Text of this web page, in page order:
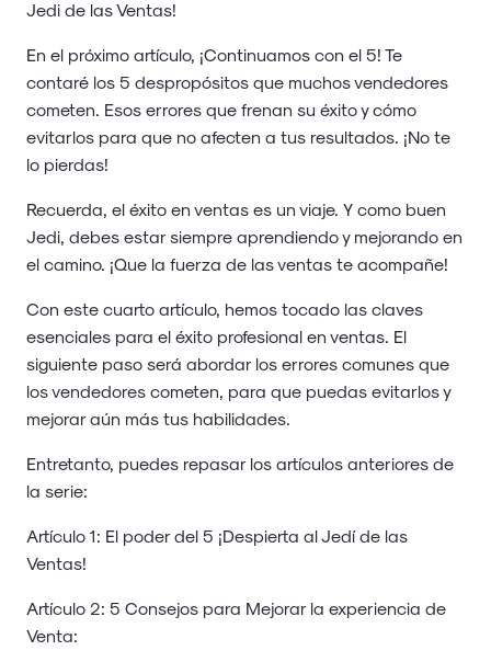
Jedi de las Ventas!
En el próximo artículo, ¡Continuamos con el 5! Te
contaré los 5 despropósitos que muchos vendedores
cometen. Esos errores que frenan su éxito y cómo
evitarlos para que no afecten a tus resultados. ¡No te
lo pierdas!
Recuerda, el éxito en ventas es un viaje. Y como buen
Jedi, debes estar siempre aprendiendo y mejorando en
el camino. ¡Que la fuerza de las ventas te acompañe!
Con este cuarto artículo, hemos tocado las claves
esenciales para el éxito profesional en ventas. El
siguiente paso será abordar los errores comunes que
los vendedores cometen, para que puedas evitarlos y
mejorar aún más tus habilidades.
Entretanto, puedes repasar los artículos anteriores de
la serie:
Artículo 1: El poder del 5 ¡Despierta al Jedí de las
Ventas!
Artículo 2: 5 Consejos para Mejorar la experiencia de
Venta: